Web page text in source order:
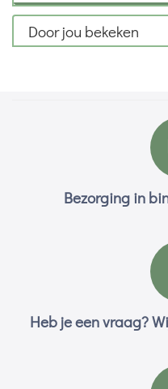
Door jou bekeken
Bezorging in
Heb je een vraag?